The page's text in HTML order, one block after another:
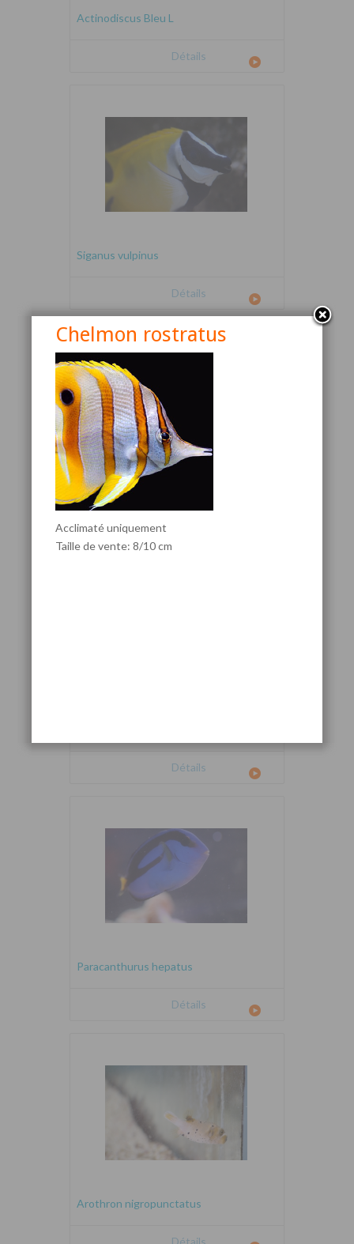
Actinodiscus Bleu L
Détails
Siganus vulpinus
Détails
Canthigaster valentini
Détails
Paracanthurus hepatus
Détails
Arothron nigropunctatus
Détails
Chelmon rostratus
Acclimaté uniquement
Taille de vente: 8/10 cm